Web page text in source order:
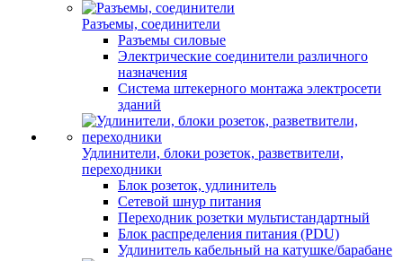
Разъемы, соединители
Разъемы силовые
Электрические соединители различного
назначения
Система штекерного монтажа электросети
зданий
Удлинители, блоки розеток, разветвители,
переходники
Блок розеток, удлинитель
Сетевой шнур питания
Переходник розетки мультистандартный
Блок распределения питания (PDU)
Удлинитель кабельный на катушке/барабане